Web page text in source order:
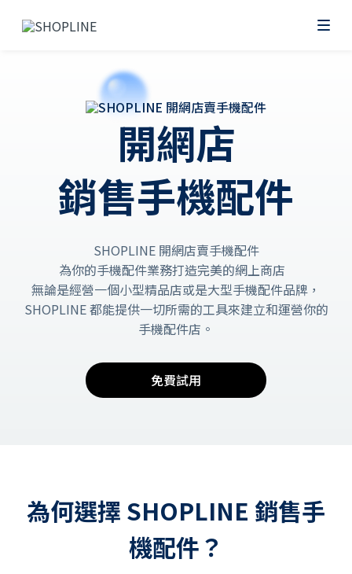
開網店
銷售手機配件
SHOPLINE 開網店賣手機配件
為你的手機配件業務打造完美的網上商店
無論是經營一個小型精品店或是大型手機配件品牌，
SHOPLINE 都能提供一切所需的工具來建立和運營你的
手機配件店。
免費試用
為何選擇 SHOPLINE 銷售手
機配件？